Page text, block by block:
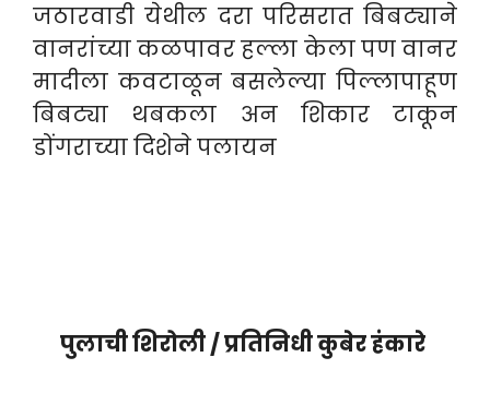
जठारवाडी येथील दरा परिसरात बिबट्याने
वानरांच्या कळपावर हल्ला केला पण वानर
मादीला कवटाळून बसलेल्या पिल्लापाहूण
बिबट्या थबकला अन शिकार टाकून
डोंगराच्या दिशेने पलायन
पुलाची शिरोली / प्रतिनिधी कुबेर हंकारे